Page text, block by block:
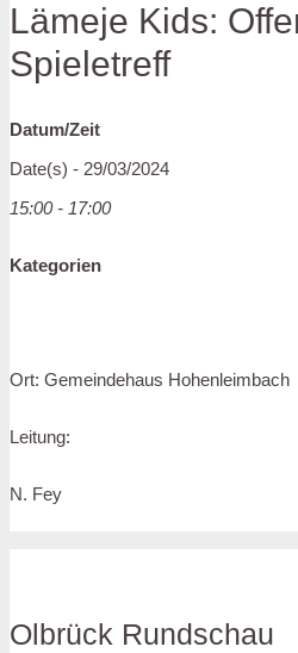
Lämeje Kids:
Spieletreff
Datum/Zeit
Date(s) - 29/03/2024
15:00 - 17:00
Kategorien
Ort: Gemeindehaus Hohenleimbach
Leitung:
N. Fey
Olbrück Rundschau